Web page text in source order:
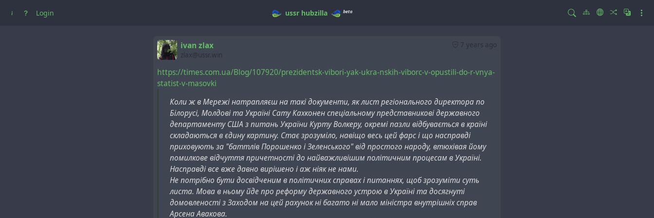
Login ussr hubzilla beta
7 years ago
ivan zlax
zlax@ussr.win
https://times.com.ua/Blog/107920/prezidentsk-vibori-yak-ukra-nskih-viborc-v-opustili-do-r-vnya-
statist-v-masovki
Коли ж в Мережі натрапляєш на такі документи, як лист регіонального директора по
Білорусі, Молдові та Україні Сату Кахконен спеціальному представникові державного
департаменту США з питань України Курту Волкеру, окремі пазли відбувається в країні
складаються в єдину картину. Стає зрозуміло, навіщо весь цей фарс і що насправді
приховують за "баттлів Порошенко і Зеленського" від простого народу, втюхівая йому
помилкове відчуття причетності до найважливішим політичним процесам в Україні.
Насправді все вже давно вирішено і аж ніяк не нами.
Не потрібно бути досвідченим в політичних справах і питаннях, щоб зрозуміти суть
листа. Мова в ньому йде про реформу державного устрою в Україні та досягнуті
домовленості з Заходом на цей рахунок ні багато ні мало міністра внутрішніх справ
Арсена Авакова.